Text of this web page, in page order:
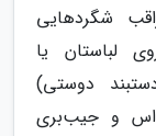
شگردهایی
لباستان یا
دوستی)
و جیب‌بری